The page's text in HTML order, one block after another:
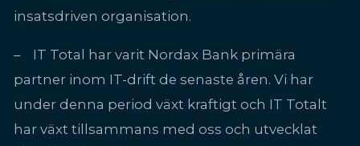
insatsdriven organisation.
– IT Total har varit Nordax Bank primära
partner inom IT-drift de senaste åren. Vi har
under denna period växt kraftigt och IT Totalt
har växt tillsammans med oss och utvecklat